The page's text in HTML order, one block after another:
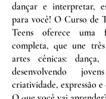
dançar e interpretar,
para você! O Curso de
Teens oferece uma
completa, que une
artes cênicas:
desenvolvendo
criatividade, expressão